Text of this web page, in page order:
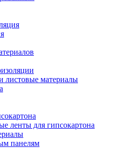
листовые материалы
ленты для гипсокартона
панелям